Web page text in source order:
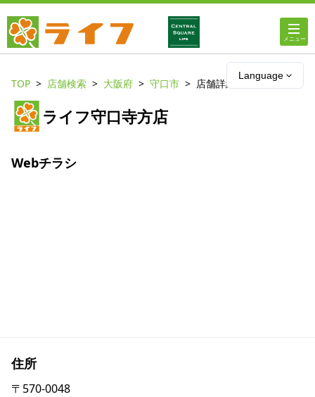
Language
店舗・チラシ情報
TOP 店舗検索 大阪府 守口市 店舗詳細
ライフ守口寺方店
Webチラシ
住所
〒 570-0048